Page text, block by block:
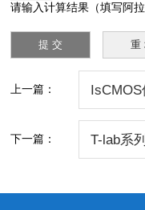
请输入计算结果（填写阿拉
上一篇：
下一篇： T-lab系